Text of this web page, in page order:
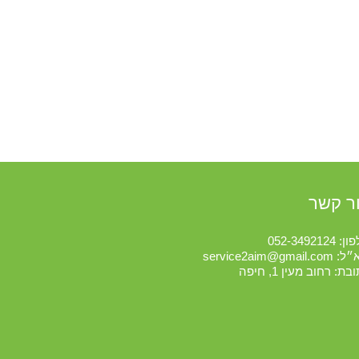
קשר
052-3492124
רחוב מעין 1, חיפה